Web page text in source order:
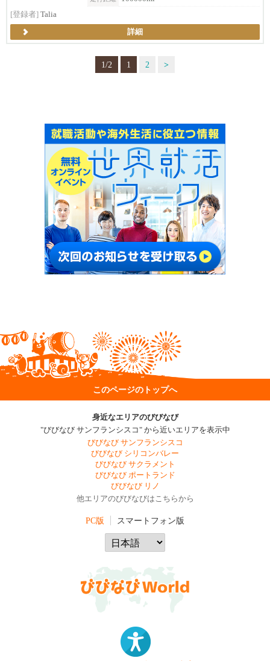
[登録者] Talia
詳細
1/2 1 2 >
このページのトップへ
身近なエリアのびびなび
"びびなび サンフランシスコ" から近いエリアを表示中
びびなび サンフランシスコ
びびなび シリコンバレー
びびなび サクラメント
びびなび ポートランド
びびなび リノ
他エリアのびびなびはこちらから
PC版 スマートフォン版